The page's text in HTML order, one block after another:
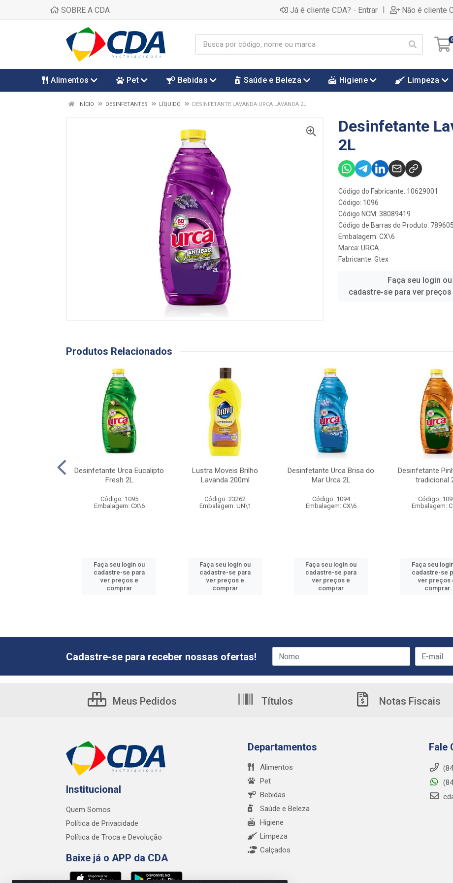
SOBRE A CDA Já é cliente CDA? - Entrar | Não é cliente
0
Alimentos Pet Bebidas Saúde e Beleza Higiene Limpeza
INÍCIO DESINFETANTES LÍQUIDO DESINFETANTE LAVANDA URCA LAVANDA 2L
Desinfetante
2L
Código do Fabricante: 10629001
Código: 1096
Código NCM: 38089419
Código de Barras do Produto:
Embalagem: CX\6
Marca: URCA
Fabricante: Gtex
Faça seu login ou
cadastre-se para ver
Produtos Relacionados
Desinfetante Urca Eucalipto
Fresh 2L
Código: 1095
Embalagem: CX\6
Faça seu login ou
cadastre-se para
ver preços e
comprar
Lustra Moveis Brilho
Lavanda 200ml
Código: 23262
Embalagem: UN\1
Faça seu login ou
cadastre-se para
ver preços e
comprar
Desinfetante Urca Brisa do
Mar Urca 2L
Código: 1094
Embalagem: CX\6
Faça seu login ou
cadastre-se para
ver preços e
comprar
Desinfetante
tradicional
Código:
Embalagem:
Faça seu
cadastre-se
ver preços
comprar
Cadastre-se para receber nossas ofertas!
Meus Pedidos Títulos Notas Fiscais
Institucional
Quem Somos
Política de Privacidade
Política de Troca e Devolução
Baixe já o APP da CDA
Departamentos
Alimentos
Pet
Bebidas
Saúde e Beleza
Higiene
Limpeza
Calçados
Fale